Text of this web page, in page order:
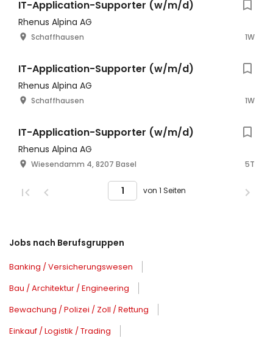
IT-Application-Supporter (w/m/d)
Rhenus Alpina AG
Schaffhausen 1W
IT-Application-Supporter (w/m/d)
Rhenus Alpina AG
Schaffhausen 1W
IT-Application-Supporter (w/m/d)
Rhenus Alpina AG
Wiesendamm 4, 8207 Basel 5T
von 1 Seiten
Jobs nach Berufsgruppen
Banking / Versicherungswesen
Bau / Architektur / Engineering
Bewachung / Polizei / Zoll / Rettung
Einkauf / Logistik / Trading